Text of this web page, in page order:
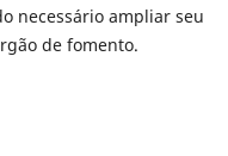
necessário ampliar seu
de fomento.